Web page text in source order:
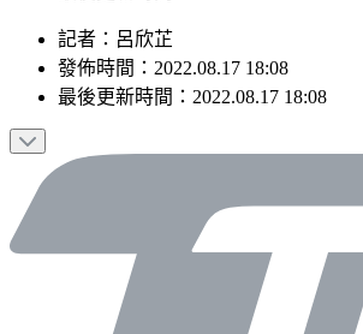
記者 ： 呂欣芷
發佈時間： 2022.08.17 18:08
最後更新時間： 2022.08.17 18:08